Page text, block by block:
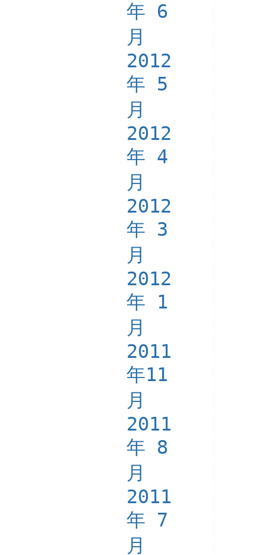
年 6
月
2012
年 5
月
2012
年 4
月
2012
年 3
月
2012
年 1
月
2011
年11
月
2011
年 8
月
2011
年 7
月